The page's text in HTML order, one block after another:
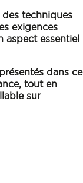
des techniques
exigences
aspect essentiel
dans ce
tout en
sur